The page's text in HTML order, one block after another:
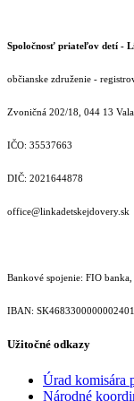
Spoločnosť priateľov detí -
občianske združenie -
Zvoničná 202/18, 044 13
IČO: 35537663
DIČ: 2021644878
office@linkadetskejdovery.sk
Bankové spojenie: FIO banka,
IBAN:
Užitočné odkazy
Úrad komisára
Národné